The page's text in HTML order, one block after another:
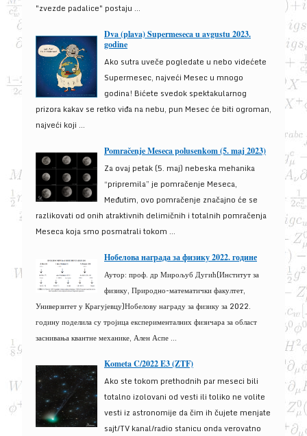
"zvezde padalice" postaju ...
Dva (plava) Supermeseca u avgustu 2023.
godine
Ako sutra uveče pogledate u nebo videćete
Supermesec, najveći Mesec u mnogo
godina! Bićete svedok spektakularnog
prizora kakav se retko viđa na nebu, pun Mesec će biti ogroman,
najveći koji ...
Pomračenje Meseca polusenkom (5. maj 2023)
Za ovaj petak (5. maj) nebeska mehanika
“pripremila” je pomračenje Meseca,
Međutim, ovo pomračenje značajno će se
razlikovati od onih atraktivnih delimičnih i totalnih pomračenja
Meseca koja smo posmatrali tokom ...
Нобелова награда за физику 2022. године
Аутор: проф. др Мирољуб Дугић(Институт за
физику, Природно-математички факултет,
Универзитет у Крагујевцу)Нобелову награду за физику за 2022.
годину поделила су тројица експерименталних физичара за област
заснивања квантне механике, Ален Аспе ...
Kometa C/2022 E3 (ZTF)
Ako ste tokom prethodnih par meseci bili
totalno izolovani od vesti ili toliko ne volite
vesti iz astronomije da čim ih čujete menjate
sajt/TV kanal/radio stanicu onda verovatno